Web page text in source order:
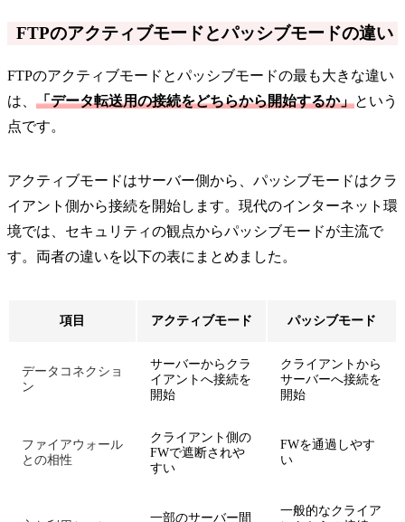
FTPのアクティブモードとパッシブモードの違い
FTPのアクティブモードとパッシブモードの最も大きな違い
は、 「データ転送用の接続をどちらから開始するか」という
点です。
アクティブモードはサーバー側から、パッシブモードはクラ
イアント側から接続を開始します。現代のインターネット環
境では、セキュリティの観点からパッシブモードが主流で
す。両者の違いを以下の表にまとめました。
項目 アクティブモード パッシブモード
データコネクショ
ン
サーバーからクラ
イアントへ接続を
開始
クライアントから
サーバーへ接続を
開始
ファイアウォール
との相性
クライアント側の
FWで遮断されや
すい
FWを通過しやす
い
一部のサーバー間
一般的なクライア